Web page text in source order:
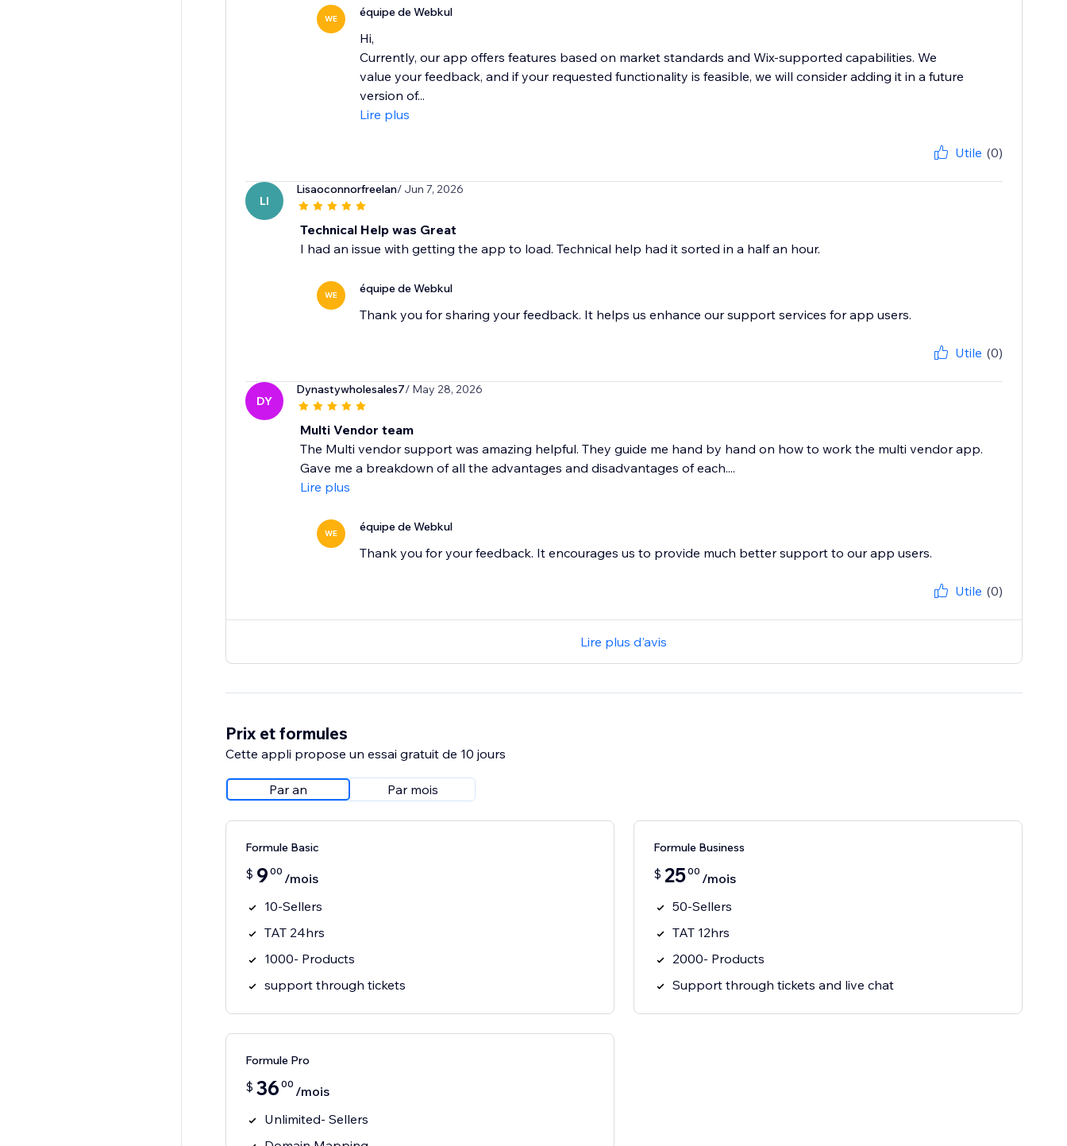
WE équipe de Webkul
Hi,
Currently, our app offers features based on market standards and Wix-supported capabilities. We
value your feedback, and if your requested functionality is feasible, we will consider adding it in a future
version of...
Lire plus
Utile (0)
LI
Lisaoconnorfreelan/ Jun 7, 2026
Technical Help was Great
I had an issue with getting the app to load. Technical help had it sorted in a half an hour.
WE équipe de Webkul
Thank you for sharing your feedback. It helps us enhance our support services for app users.
Utile (0)
DY
Dynastywholesales7/ May 28, 2026
Multi Vendor team
The Multi vendor support was amazing helpful. They guide me hand by hand on how to work the multi vendor app.
Gave me a breakdown of all the advantages and disadvantages of each....
Lire plus
WE équipe de Webkul
Thank you for your feedback. It encourages us to provide much better support to our app users.
Utile (0)
Lire plus d'avis
Prix et formules
Cette appli propose un essai gratuit de 10 jours
Par an Par mois
Formule Basic
$ 9 00 /mois
10-Sellers
TAT 24hrs
1000- Products
support through tickets
Formule Business
$ 2500 /mois
50-Sellers
TAT 12hrs
2000- Products
Support through tickets and live chat
Formule Pro
$ 36 00 /mois
Unlimited- Sellers